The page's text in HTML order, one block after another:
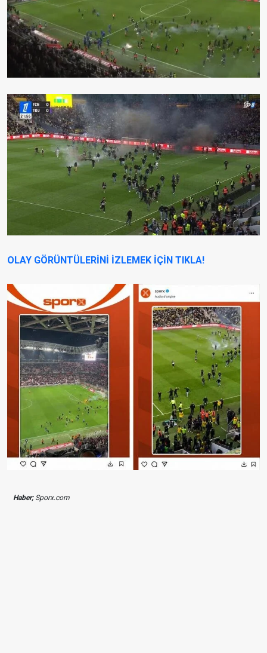
OLAY GÖRÜNTÜLERİNİ İZLEMEK İÇİN TIKLA!
Haber;Sporx.com